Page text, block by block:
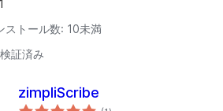
ストール数: 10未満
証済み
zimpliScribe
個